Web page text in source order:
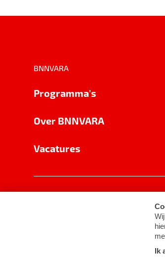
BNNVARA
Programma's
Over BNNVARA
Vacatures
Cookie-instellingen